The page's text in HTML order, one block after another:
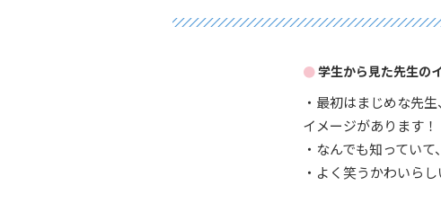
学生から見た先生の
・最初はまじめな先
イメージがあります！
・なんでも知ってい
・よく笑うかわいら